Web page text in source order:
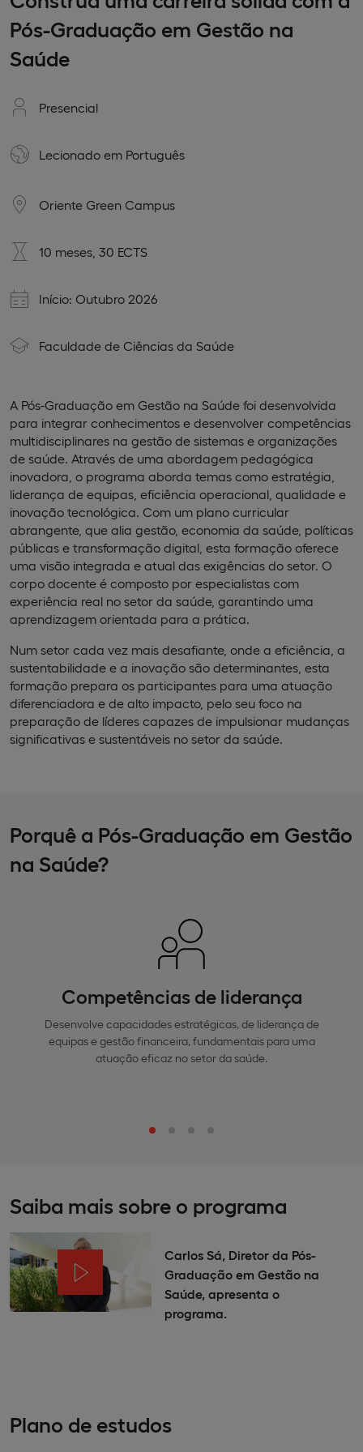
Pós-Graduação em Gestão na
Saúde
Presencial
Lecionado em Português
Oriente Green Campus
10 meses, 30 ECTS
Início: Outubro 2026
Faculdade de Ciências da Saúde
A Pós-Graduação em Gestão na Saúde foi desenvolvida
para integrar conhecimentos e desenvolver competências
multidisciplinares na gestão de sistemas e organizações
de saúde. Através de uma abordagem pedagógica
inovadora, o programa aborda temas como estratégia,
liderança de equipas, eficiência operacional, qualidade e
inovação tecnológica. Com um plano curricular
abrangente, que alia gestão, economia da saúde, políticas
públicas e transformação digital, esta formação oferece
uma visão integrada e atual das exigências do setor. O
corpo docente é composto por especialistas com
experiência real no setor da saúde, garantindo uma
aprendizagem orientada para a prática.
Num setor cada vez mais desafiante, onde a eficiência, a
sustentabilidade e a inovação são determinantes, esta
formação prepara os participantes para uma atuação
diferenciadora e de alto impacto, pelo seu foco na
preparação de líderes capazes de impulsionar mudanças
significativas e sustentáveis no setor da saúde.
Porquê a Pós-Graduação em Gestão
na Saúde?
Competências de liderança
Desenvolve capacidades estratégicas, de liderança de
equipas e gestão financeira, fundamentais para uma
atuação eficaz no setor da saúde.
Saiba mais sobre o programa
Carlos Sá, Diretor da Pós-
Graduação em Gestão na
Saúde, apresenta o
programa.
Plano de estudos